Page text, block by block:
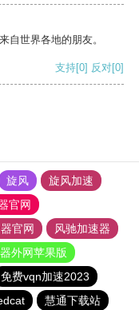
自世界各地的朋友。
支持[0] 反对[0]
旋风
旋风加速
官网
官网
风驰加速器
外网苹果版
免费vqn加速2023
慧通下载站